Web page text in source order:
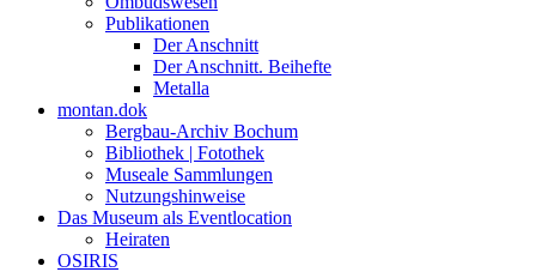
Publikationen
Der Anschnitt
Der Anschnitt. Beihefte
Metalla
montan.dok
Bergbau-Archiv Bochum
Bibliothek | Fotothek
Museale Sammlungen
Nutzungshinweise
Das Museum als Eventlocation
Heiraten
OSIRIS